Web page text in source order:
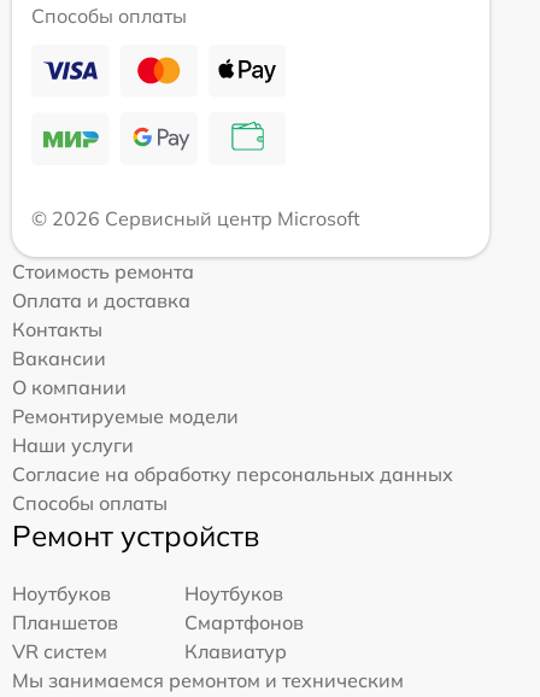
Способы оплаты
© 2026 Сервисный центр Microsoft
Стоимость ремонта
Оплата и доставка
Контакты
Вакансии
О компании
Ремонтируемые модели
Наши услуги
Согласие на обработку персональных данных
Способы оплаты
Ремонт устройств
Ноутбуков
Ноутбуков
Планшетов
Смартфонов
VR систем
Клавиатур
Мы занимаемся ремонтом и техническим